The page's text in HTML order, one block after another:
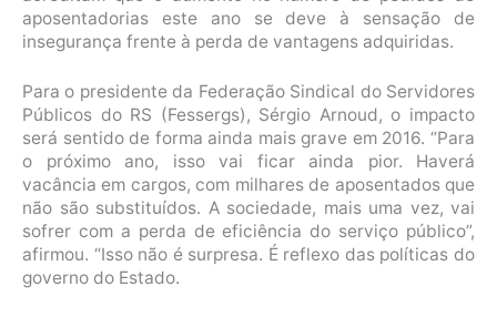
aposentadorias este ano se deve à sensação de
insegurança frente à perda de vantagens adquiridas.
Para o presidente da Federação Sindical do Servidores
Públicos do RS (Fessergs), Sérgio Arnoud, o impacto
será sentido de forma ainda mais grave em 2016. “Para
o próximo ano, isso vai ficar ainda pior. Haverá
vacância em cargos, com milhares de aposentados que
não são substituídos. A sociedade, mais uma vez, vai
sofrer com a perda de eficiência do serviço público”,
afirmou. “Isso não é surpresa. É reflexo das políticas do
governo do Estado.